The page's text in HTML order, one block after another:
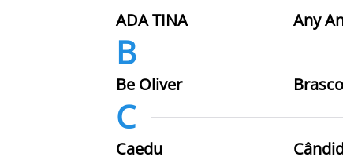
ADA TINA Any
B
Be Oliver
C
Caedu